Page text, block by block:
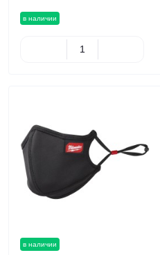
в наличии
в наличии